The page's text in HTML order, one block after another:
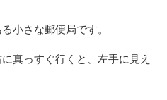
小さな郵便局です。
真っすぐ行くと、左手に見え